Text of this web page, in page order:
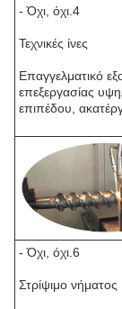
- Όχι, όχι.4
Τεχνικές ίνες
Επαγγελματικό
επεξεργασίας
επιπέδου,
- Όχι, όχι.6
Στρίψιμο νήματος